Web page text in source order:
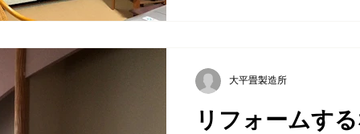
リフォームす
大平畳製造所